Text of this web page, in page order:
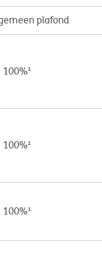
plafond
100%¹
100%¹
100%¹